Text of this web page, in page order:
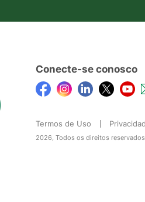
Conecte-se conosco
Termos de Uso
2026, Todos os direitos reservados